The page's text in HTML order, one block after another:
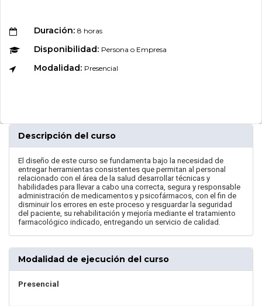
Duración: 8 horas
Disponibilidad: Persona o Empresa
Modalidad: Presencial
Descripción del curso
El diseño de este curso se fundamenta bajo la necesidad de
entregar herramientas consistentes que permitan al personal
relacionado con el área de la salud desarrollar técnicas y
habilidades para llevar a cabo una correcta, segura y responsable
administración de medicamentos y psicofármacos, con el fin de
disminuir los errores en este proceso y resguardar la seguridad
del paciente, su rehabilitación y mejoría mediante el tratamiento
farmacológico indicado, entregando un servicio de calidad.
Modalidad de ejecución del curso
Presencial